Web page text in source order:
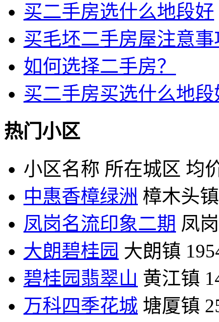
买二手房选什么地段好
买毛坯二手房屋注意事
如何选择二手房？
买二手房买选什么地段
热门小区
小区名称 所在城区 均
中惠香樟绿洲 樟木头镇
凤岗名流印象二期 凤
大朗碧桂园 大朗镇
碧桂园翡翠山 黄江镇
万科四季花城 塘厦镇